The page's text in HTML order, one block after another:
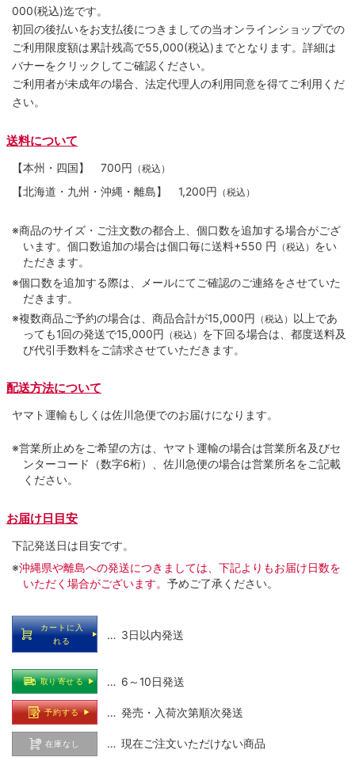
000(税込)迄です。
初回の後払いをお支払後につきましての当オンラインショップでの
ご利用限度額は累計残高で55,000(税込)までとなります。詳細は
バナーをクリックしてご確認ください。
ご利用者が未成年の場合、法定代理人の利用同意を得てご利用くだ
さい。
送料について
【本州・四国】 700円 （税込）
【北海道・九州・沖縄・離島】 1,200円 （税込）
※商品のサイズ・ご注文数の都合上、個口数を追加する場合がござ
います。個口数追加の場合は個口毎に送料+550 円 （税込） をい
ただきます。
※個口数を追加する際は、メールにてご確認のご連絡をさせていた
だきます。
※複数商品ご予約の場合は、商品合計が15,000円 （税込） 以上であ
っても1回の発送で15,000円 （税込） を下回る場合は、都度送料及
び代引手数料をご請求させていただきます。
配送方法について
ヤマト運輸もしくは佐川急便でのお届けになります。
※営業所止めをご希望の方は、ヤマト運輸の場合は営業所名及びセ
ンターコード（数字6桁）、佐川急便の場合は営業所名をご記載
ください。
お届け日目安
下記発送日は目安です。
※沖縄県や離島への発送につきましては、下記よりもお届け日数を
いただく場合がございます。 予めご了承ください。
カートに入
れる
… 3日以内発送
取り寄せる … 6～10日発送
予約する … 発売・入荷次第順次発送
在庫なし … 現在ご注文いただけない商品